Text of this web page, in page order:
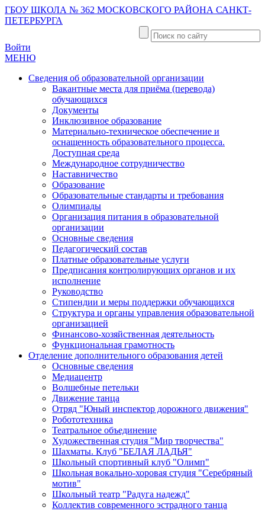
ГБОУ ШКОЛА № 362 МОСКОВСКОГО РАЙОНА САНКТ-
ПЕТЕРБУРГА
Войти
МЕНЮ
Сведения об образовательной организации
Вакантные места для приёма (перевода)
обучающихся
Документы
Инклюзивное образование
Материально-техническое обеспечение и
оснащенность образовательного процесса.
Доступная среда
Международное сотрудничество
Наставничество
Образование
Образовательные стандарты и требования
Олимпиады
Организация питания в образовательной
организации
Основные сведения
Педагогический состав
Платные образовательные услуги
Предписания контролирующих органов и их
исполнение
Руководство
Стипендии и меры поддержки обучающихся
Структура и органы управления образовательной
организацией
Финансово-хозяйственная деятельность
Функциональная грамотность
Отделение дополнительного образования детей
Основные сведения
Медиацентр
Волшебные петельки
Движение танца
Отряд "Юный инспектор дорожного движения"
Робототехника
Театральное объединение
Художественная студия "Мир творчества"
Шахматы. Клуб "БЕЛАЯ ЛАДЬЯ"
Школьный спортивный клуб "Олимп"
Школьная вокально-хоровая студия "Серебряный
мотив"
Школьный театр "Радуга надежд"
Коллектив современного эстрадного танца